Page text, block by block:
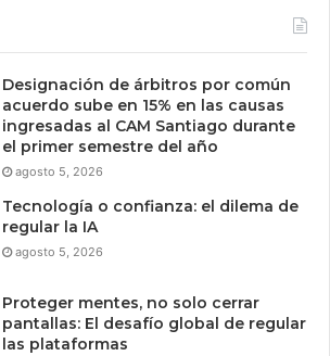
Designación de árbitros por común
acuerdo sube en 15% en las causas
ingresadas al CAM Santiago durante
el primer semestre del año
agosto 5, 2026
Tecnología o confianza: el dilema de
regular la IA
agosto 5, 2026
Proteger mentes, no solo cerrar
pantallas: El desafío global de regular
las plataformas